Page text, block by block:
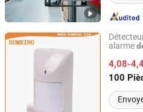
alarme
4,08-
100
Shenzhen Sumring
Guangdong, China